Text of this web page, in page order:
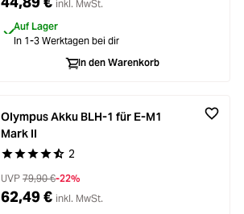
inkl. MwSt.
Auf Lager
In 1-3 Werktagen bei dir
In den Warenkorb
Durchschnittliche Bewertung von 4.5 von 5
2
Olympus Akku BLH-1 für E-M1
Mark II
UVP 79,90 €-22%
62,49 € inkl. MwSt.